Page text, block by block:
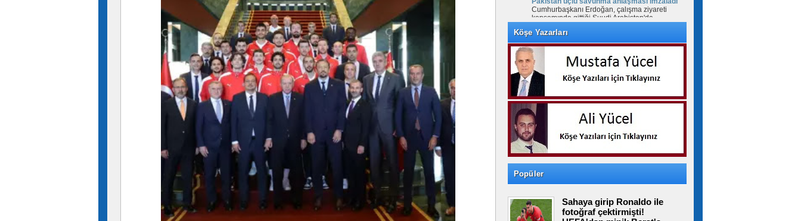
Cumhurbaşkanı Erdoğan, çalışma ziyareti
kapsamında gittiği Suudi Arabistan'da...
Kartal’da park halindeki minibüs
alev alev yandı
KARTAL’da park halindeki minibüste henüz
Meteorolojiden kritik uyarı!
İstanbul dahil 31 ile gök gürültülü sağanak
geliyor
Meteoroloji Genel Müdürlüğünden alınan son
değerlendirmelere göre, yurt...
Bahçelievler’de 100 çocuğa
bisiklet dağıtım töreni
Köşe Yazarları
Popüler
Sahaya girip Ronaldo ile
fotoğraf çektirmişti!